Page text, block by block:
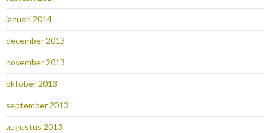
januari 2014
december 2013
november 2013
oktober 2013
september 2013
augustus 2013